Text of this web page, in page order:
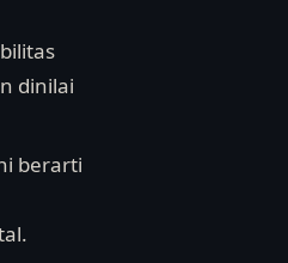
dinilai
berarti